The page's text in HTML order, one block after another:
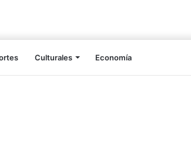
Culturales Economía